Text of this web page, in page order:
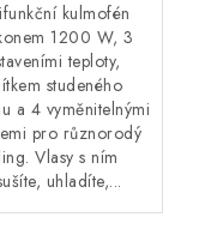
kulmofén
1200 W, 3
teploty,
studeného
a 4 vyměnitelnými
pro různorodý
Vlasy s ním
uhladíte,...